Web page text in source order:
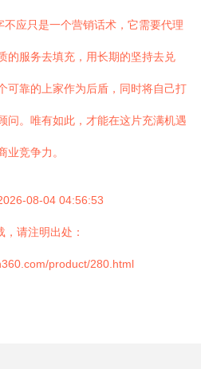
不应只是一个营销话术，它需要代理
的服务去填充，用长期的坚持去兑
可靠的上家作为后盾，同时将自己打
问。唯有如此，才能在这片充满机遇
业竞争力。
08-04 04:56:53
，请注明出处：
product/280.html